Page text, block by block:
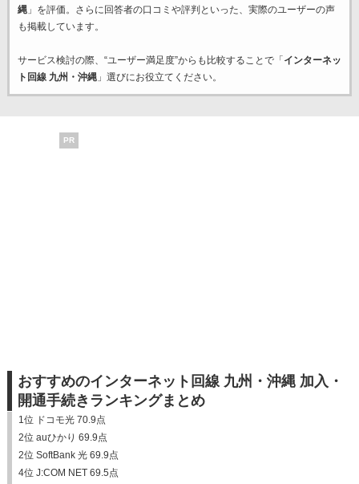
縄」を評価。さらに回答者の口コミや評判といった、実際のユーザーの声
も掲載しています。
サービス検討の際、“ユーザー満足度”からも比較することで「 インターネッ
ト回線 九州・沖縄」選びにお役立てください。
PR
おすすめのインターネット回線 九州・沖縄 加入・
開通手続きランキングまとめ
1位 ドコモ光 70.9点
2位 auひかり 69.9点
2位 SoftBank 光 69.9点
4位 J:COM NET 69.5点